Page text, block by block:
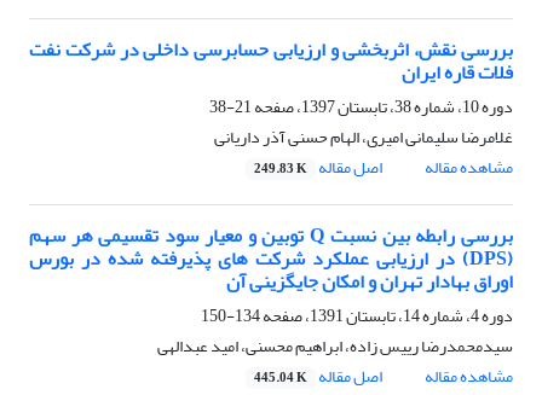
بررسی نقش، اثربخشی و ارزیابی حسابرسی داخلی در شرکت نفت
فلات قاره ایران
دوره 10، شماره 38، تابستان 1397، صفحه
21-38
غلامرضا سلیمانی امیری، الهام حسنی آذر داریانی
مشاهده مقاله
اصل مقاله 249.83 K
بررسی رابطه بین نسبت Q توبین و معیار سود تقسیمی هر سهم
(DPS) در ارزیابی عملکرد شرکت های پذیرفته شده در بورس
اوراق بهادار تهران و امکان جایگزینی آن
دوره 4، شماره 14، تابستان 1391، صفحه
134-150
سیدمحمدرضا رییس زاده، ابراهیم محسنی، امید عبدالهی
مشاهده مقاله
اصل مقاله 445.04 K